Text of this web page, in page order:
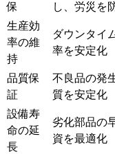
保
し、労災を
生産効
率の維
持
ダウンタイ
率を安定化
品質保
証
不良品の発
質を安定化
設備寿
命の延
長
劣化部品の
資を最適化